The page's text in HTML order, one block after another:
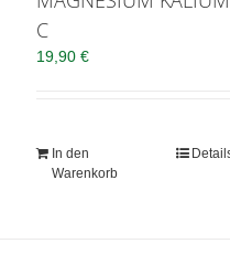
C
19,90€
In den
Warenkorb